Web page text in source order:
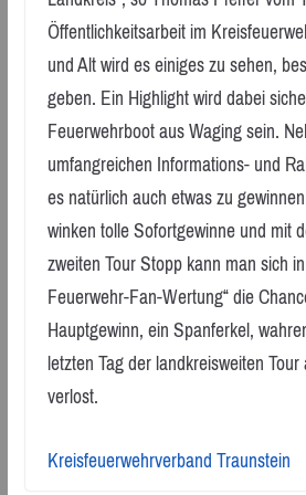
Öffentlichkeitsarbeit im
und Alt wird es einiges zu sehen,
geben. Ein Highlight wird dabei
Feuerwehrboot aus Waging sein.
umfangreichen Informations- und
es natürlich auch etwas zu
winken tolle Sofortgewinne und mit
zweiten Tour Stopp kann man sich
Feuerwehr-Fan-Wertung“ die
Hauptgewinn, ein Spanferkel,
letzten Tag der landkreisweiten
verlost.
Kreisfeuerwehrverband Traunstein